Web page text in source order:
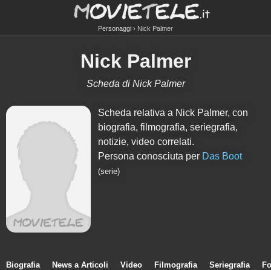
Personaggi Nick Palmer
Nick Palmer
Scheda di Nick Palmer
Scheda relativa a Nick Palmer, con
biografia, filmografia, seriegrafia,
notizie, video correlati.
Persona conosciuta per Das Boot
(serie)
Biografia News a Articoli Video Filmografia Seriegrafia